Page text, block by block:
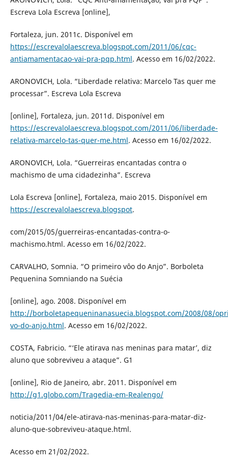
Escreva Lola Escreva [online],
Fortaleza, jun. 2011c. Disponível em
https://escrevalolaescreva.blogspot.com/2011/06/cqc-
antiamamentacao-vai-pra-pqp.html. Acesso em 16/02/2022.
ARONOVICH, Lola. “Liberdade relativa: Marcelo Tas quer me
processar”. Escreva Lola Escreva
[online], Fortaleza, jun. 2011d. Disponível em
https://escrevalolaescreva.blogspot.com/2011/06/liberdade-
relativa-marcelo-tas-quer-me.html. Acesso em 16/02/2022.
ARONOVICH, Lola. “Guerreiras encantadas contra o
machismo de uma cidadezinha”. Escreva
Lola Escreva [online], Fortaleza, maio 2015. Disponível em
https://escrevalolaescreva.blogspot.
com/2015/05/guerreiras-encantadas-contra-o-
machismo.html. Acesso em 16/02/2022.
CARVALHO, Somnia. “O primeiro vôo do Anjo”. Borboleta
Pequenina Somniando na Suécia
[online], ago. 2008. Disponível em
http://borboletapequeninanasuecia.blogspot.com/2008/08/
vo-do-anjo.html. Acesso em 16/02/2022.
COSTA, Fabricio. “‘Ele atirava nas meninas para matar’, diz
aluno que sobreviveu a ataque”. G1
[online], Rio de Janeiro, abr. 2011. Disponível em
http://g1.globo.com/Tragedia-em-Realengo/
noticia/2011/04/ele-atirava-nas-meninas-para-matar-diz-
aluno-que-sobreviveu-ataque.html.
Acesso em 21/02/2022.